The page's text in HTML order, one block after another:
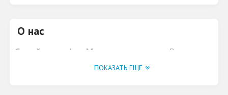
О нас
Семейное кафе «Маленькая страна». В меню
кафе - десерты, выпечка, молочные коктейли,
ПОКАЗАТЬ ЕЩЁ